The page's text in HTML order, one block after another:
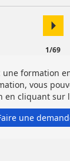
arrow_right
1/69
une formation
vous
en cliquant sur
une